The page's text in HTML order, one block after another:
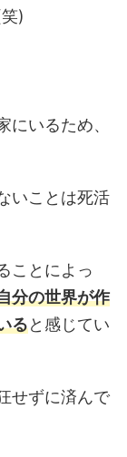
)
にいるため、
いことは死活
ことによっ
分の世界が作
ると感じてい
せずに済んで